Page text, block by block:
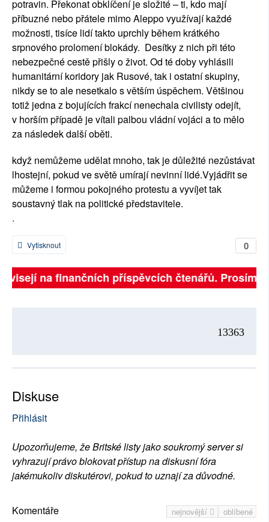
potravin. Překonat obklíčení je složité – ti, kdo mají
příbuzné nebo přátele mimo Aleppo využívají každé
možnosti, tisíce lidí takto uprchly během krátkého
srpnového prolomení blokády. Desítky z nich při této
nebezpečné cestě přišly o život. Od té doby vyhlásili
humanitární koridory jak Rusové, tak i ostatní skupiny,
nikdy se to ale nesetkalo s větším úspěchem. Většinou
totiž jedna z bojujících frakcí nenechala civilisty odejít,
v horším případě je vítali palbou vládní vojáci a to mělo
za následek další oběti.
když nemůžeme udělat mnoho, tak je důležité nezůstávat
lhostejní, pokud ve světě umírají nevinní lidé.Vyjádřit se
můžeme i formou pokojného protestu a vyvíjet tak
soustavný tlak na politické představitele.
.
0
Vytisknout
na finančních příspěvcích čtenářů. Prosíme,
13363
Diskuse
Přihlásit
Upozorňujeme, že Britské listy jako soukromý server si
vyhrazují právo blokovat přístup na diskusní fóra
jakémukoliv diskutérovi, pokud to uznají za důvodné.
nejnovější oblíbené
Komentáře